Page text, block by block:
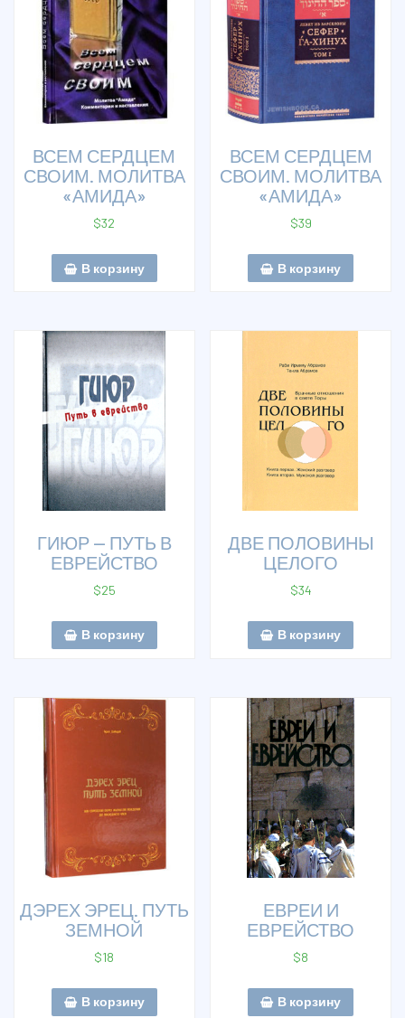
ВСЕМ СЕРДЦЕМ
СВОИМ. МОЛИТВА
«АМИДА»
$32
В корзину
ВСЕМ СЕРДЦЕМ
СВОИМ. МОЛИТВА
«АМИДА»
$39
В корзину
ГИЮР — ПУТЬ В
ЕВРЕЙСТВО
$25
В корзину
ДВЕ ПОЛОВИНЫ
ЦЕЛОГО
$34
В корзину
ДЭРЕХ ЭРЕЦ. ПУТЬ
ЗЕМНОЙ
$18
В корзину
ЕВРЕИ И
ЕВРЕЙСТВО
$8
В корзину